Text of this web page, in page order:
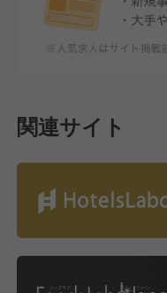
関連サイト